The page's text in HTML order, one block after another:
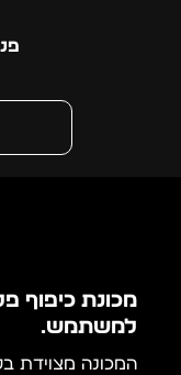
מכונת כיפוף
למשתמש.
המכונה מצוידת